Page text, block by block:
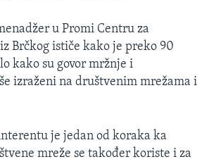
u Promi Centru za
Brčkog ističe kako je preko 90
kako su govor mržnje i
izraženi na društvenim mrežama i
je jedan od koraka ka
mreže se također koriste i za